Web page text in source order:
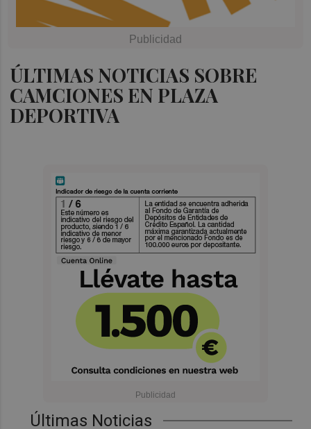
ÚLTIMAS NOTICIAS SOBRE
CAMCIONES EN PLAZA
DEPORTIVA
Últimas Noticias